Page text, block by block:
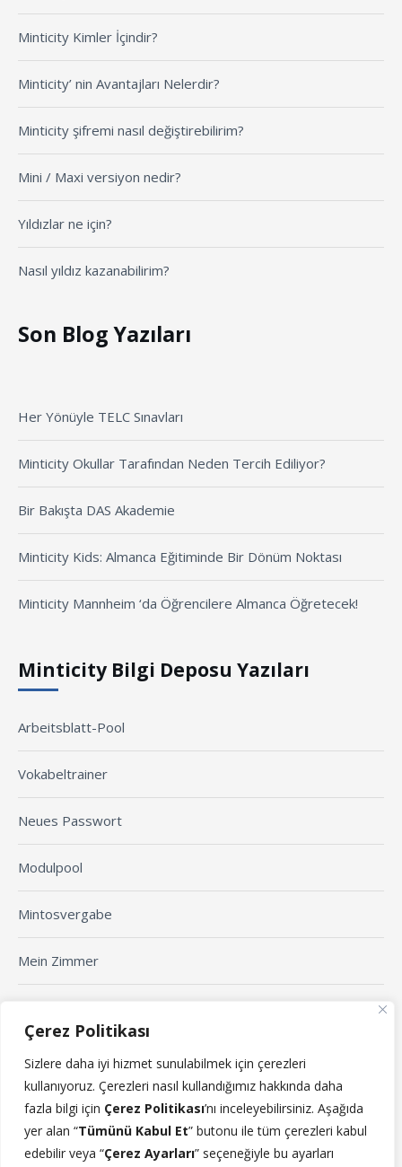
Çerez Politikası
Sizlere daha iyi hizmet sunulabilmek için çerezleri
kullanıyoruz. Çerezleri nasıl kullandığımız hakkında daha
fazla bilgi için Çerez Politikası’nı inceleyebilirsiniz. Aşağıda
yer alan “Tümünü Kabul Et” butonu ile tüm çerezleri kabul
edebilir veya “Çerez Ayarları” seçeneğiyle bu ayarları
Minticity Kimler İçindir?
Minticity’ nin Avantajları Nelerdir?
Minticity şifremi nasıl değiştirebilirim?
Mini / Maxi versiyon nedir?
Yıldızlar ne için?
Nasıl yıldız kazanabilirim?
Son Blog Yazıları
Her Yönüyle TELC Sınavları
Minticity Okullar Tarafından Neden Tercih Ediliyor?
Bir Bakışta DAS Akademie
Minticity Kids: Almanca Eğitiminde Bir Dönüm Noktası
Minticity Mannheim ‘da Öğrencilere Almanca Öğretecek!
Minticity Bilgi Deposu Yazıları
Arbeitsblatt-Pool
Vokabeltrainer
Neues Passwort
Modulpool
Mintosvergabe
Mein Zimmer
Yaklaşan Etkinlikler
Yaklaşmakta olan etkinlikler yok.